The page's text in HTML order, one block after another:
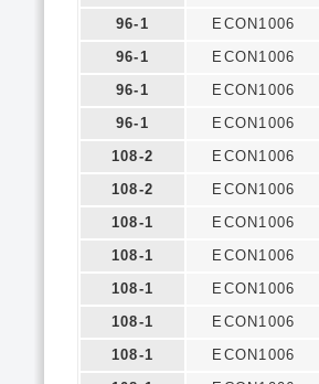
96-1
ECON1006
96-1
ECON1006
96-1
ECON1006
96-1
ECON1006
108-2
ECON1006
108-2
ECON1006
108-1
ECON1006
108-1
ECON1006
108-1
ECON1006
108-1
ECON1006
108-1
ECON1006